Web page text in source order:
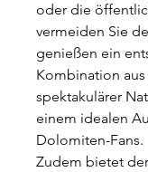
oder die
vermeiden Sie
genießen ein
Kombination
spektakulärer
einem idealen
Dolomiten-Fans.
Zudem bietet der